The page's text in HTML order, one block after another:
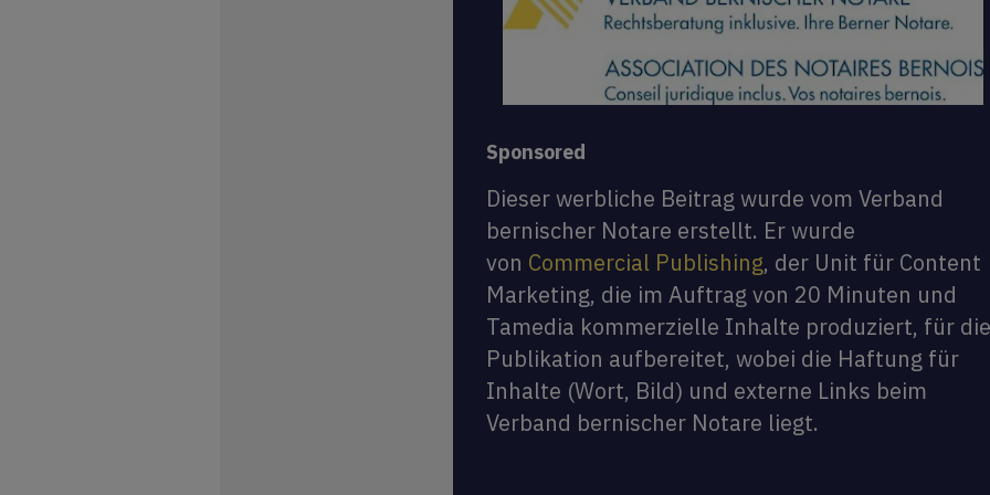
Sponsored
Dieser werbliche Beitrag wurde vom Verband
bernischer Notare erstellt. Er wurde
von Commercial Publishing, der Unit für Content
Marketing, die im Auftrag von 20 Minuten und
Tamedia kommerzielle Inhalte produziert, für die
Publikation aufbereitet, wobei die Haftung für
Inhalte (Wort, Bild) und externe Links beim
Verband bernischer Notare liegt.